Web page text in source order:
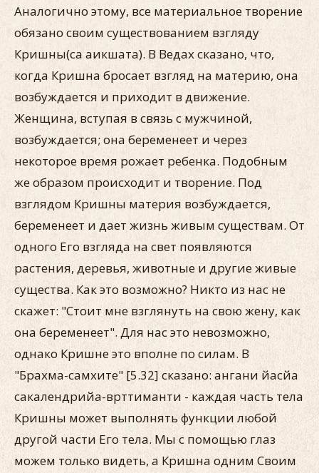
Аналогично этому, все материальное творение
обязано своим существованием взгляду
Кришны(са аикшата). В Ведах сказано, что,
когда Кришна бросает взгляд на материю, она
возбуждается и приходит в движение.
Женщина, вступая в связь с мужчиной,
возбуждается; она беременеет и через
некоторое время рожает ребенка. Подобным
же образом происходит и творение. Под
взглядом Кришны материя возбуждается,
беременеет и дает жизнь живым существам. От
одного Его взгляда на свет появляются
растения, деревья, животные и другие живые
существа. Как это возможно? Никто из нас не
скажет: "Стоит мне взглянуть на свою жену, как
она беременеет". Для нас это невозможно,
однако Кришне это вполне по силам. В
"Брахма-самхите" [5.32] сказано: ангани йасйа
сакалендрийа-врттиманти - каждая часть тела
Кришны может выполнять функции любой
другой части Его тела. Мы с помощью глаз
можем только видеть, а Кришна одним Своим